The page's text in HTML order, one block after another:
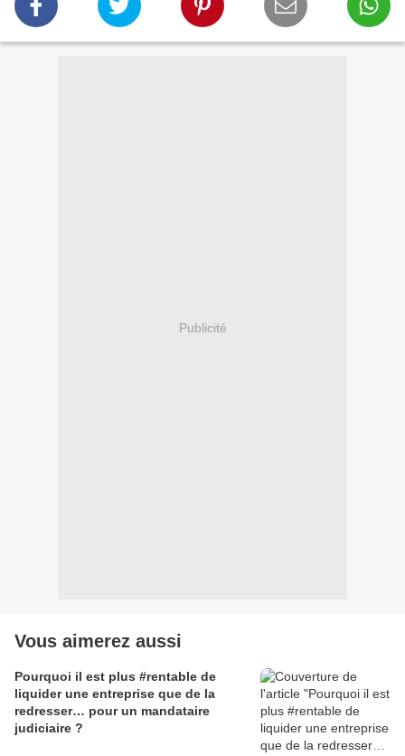
Publicité
Vous aimerez aussi
Pourquoi il est plus #rentable de
liquider une entreprise que de la
redresser… pour un mandataire
judiciaire ?